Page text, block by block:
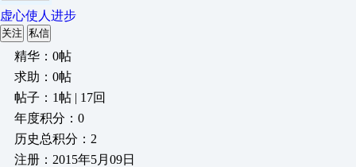
虚心使人进步
关注 私信
精华：0帖
求助：0帖
帖子：1帖 | 17回
年度积分：0
历史总积分：2
注册：2015年5月09日